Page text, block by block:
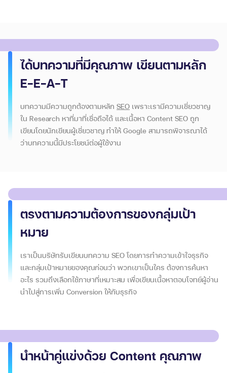
ได้บทความที่มีคุณภาพ เขียนตามหลัก
E-E-A-T
บทความมีความถูกต้องตามหลัก SEO เพราะเรามีความเชี่ยวชาญ
ใน Research หาที่มาที่เชื่อถือได้ และเนื้อหา Content SEO ถูก
เขียนโดยนักเขียนผู้เชี่ยวชาญ ทำให้ Google สามารถพิจารณาได้
ว่าบทความนี้มีประโยชน์ต่อผู้ใช้งาน
ตรงตามความต้องการของกลุ่มเป้า
หมาย
เราเป็นบริษัทรับเขียนบทความ SEO โดยการทำความเข้าใจธุรกิจ
และกลุ่มเป้าหมายของคุณก่อนว่า พวกเขาเป็นใคร ต้องการค้นหา
อะไร รวมถึงเลือกใช้ภาษาที่เหมาะสม เพื่อเขียนเนื้อหาตอบโจทย์ผู้อ่าน
นำไปสู่การเพิ่ม Conversion ให้กับธุรกิจ
นำหน้าคู่แข่งด้วย Content คุณภาพ